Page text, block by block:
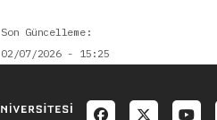
Son Güncelleme
02/07/2026 - 15:25
Social menu